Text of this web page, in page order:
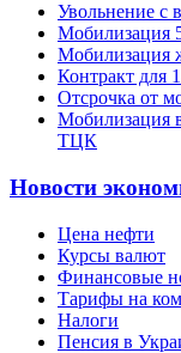
Увольнение с
Мобилизация
Мобилизация
Контракт для
Отсрочка от
Мобилизация
ТЦК
Новости
Цена нефти
Курсы валют
Финансовые
Тарифы на
Налоги
Пенсия в